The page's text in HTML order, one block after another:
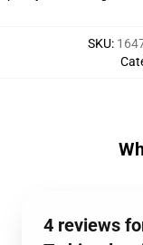
SKU:
4 reviews